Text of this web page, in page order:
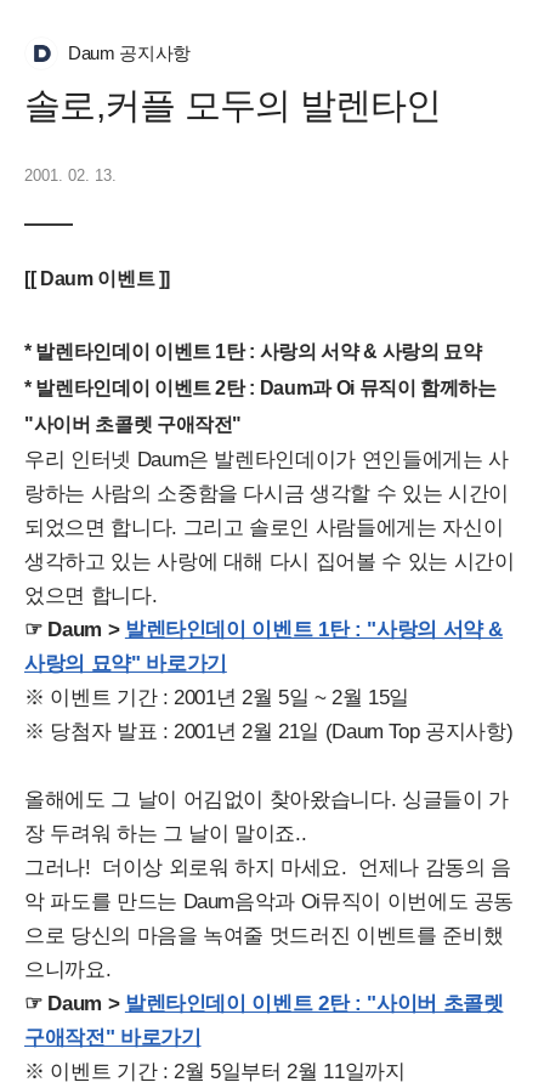
Daum 공지사항
솔로,커플 모두의 발렌타인
2001. 02. 13.
[[ Daum 이벤트 ]]
* 발렌타인데이 이벤트 1탄 : 사랑의 서약 & 사랑의 묘약
* 발렌타인데이 이벤트 2탄 : Daum과 Oi 뮤직이 함께하는
"사이버 초콜렛 구애작전"
우리 인터넷 Daum은 발렌타인데이가 연인들에게는 사
랑하는 사람의 소중함을 다시금 생각할 수 있는 시간이
되었으면 합니다. 그리고 솔로인 사람들에게는 자신이
생각하고 있는 사랑에 대해 다시 집어볼 수 있는 시간이
었으면 합니다.
☞ Daum > 발렌타인데이 이벤트 1탄 : "사랑의 서약 &
사랑의 묘약" 바로가기
※ 이벤트 기간 : 2001년 2월 5일 ~ 2월 15일
※ 당첨자 발표 : 2001년 2월 21일 (Daum Top 공지사항)
올해에도 그 날이 어김없이 찾아왔습니다. 싱글들이 가
장 두려워 하는 그 날이 말이죠..
그러나! 더이상 외로워 하지 마세요. 언제나 감동의 음
악 파도를 만드는 Daum음악과 Oi뮤직이 이번에도 공동
으로 당신의 마음을 녹여줄 멋드러진 이벤트를 준비했
으니까요.
☞ Daum > 발렌타인데이 이벤트 2탄 : "사이버 초콜렛
구애작전" 바로가기
※ 이벤트 기간 : 2월 5일부터 2월 11일까지